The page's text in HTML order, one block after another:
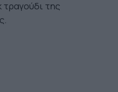
τραγούδι της